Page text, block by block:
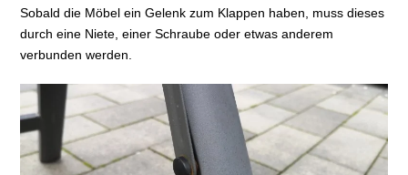
Sobald die Möbel ein Gelenk zum Klappen haben, muss dieses
durch eine Niete, einer Schraube oder etwas anderem
verbunden werden.